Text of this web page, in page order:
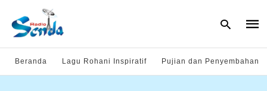
Beranda Lagu Rohani Inspiratif Pujian dan Penyembahan